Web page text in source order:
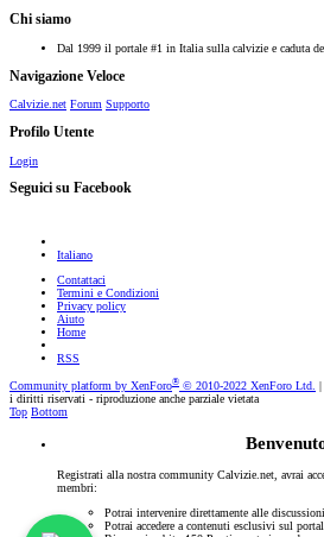
Chi siamo
Dal 1999 il portale #1 in Italia sulla calvizie e caduta
Navigazione Veloce
Calvizie.net Forum Supporto
Profilo Utente
Login
Seguici su Facebook
Italiano
Contattaci
Termini e Condizioni
Privacy policy
Aiuto
Home
RSS
Community platform by XenForo® © 2010-2022 XenForo Ltd.
i diritti riservati - riproduzione anche parziale vietata
Top Bottom
Registrati alla nostra community Calvizie.net, avrai
membri:
Potrai intervenire direttamente alle
Potrai accedere a contenuti esclusivi sul